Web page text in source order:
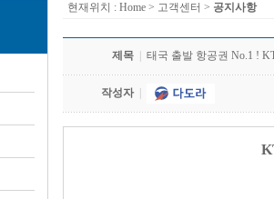
현재위치 : Home > 고객센터 > 공지사항
제목 태국 출발 항공권 No.1 !
작성자